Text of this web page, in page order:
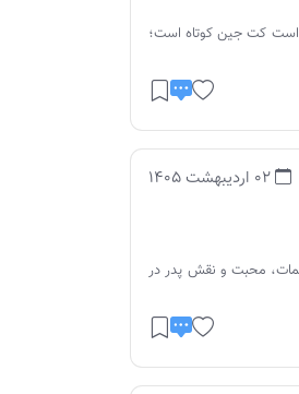
است کت جین کوتاه است؛
02 اردیبهشت 1405
محبت و نقش پدر در